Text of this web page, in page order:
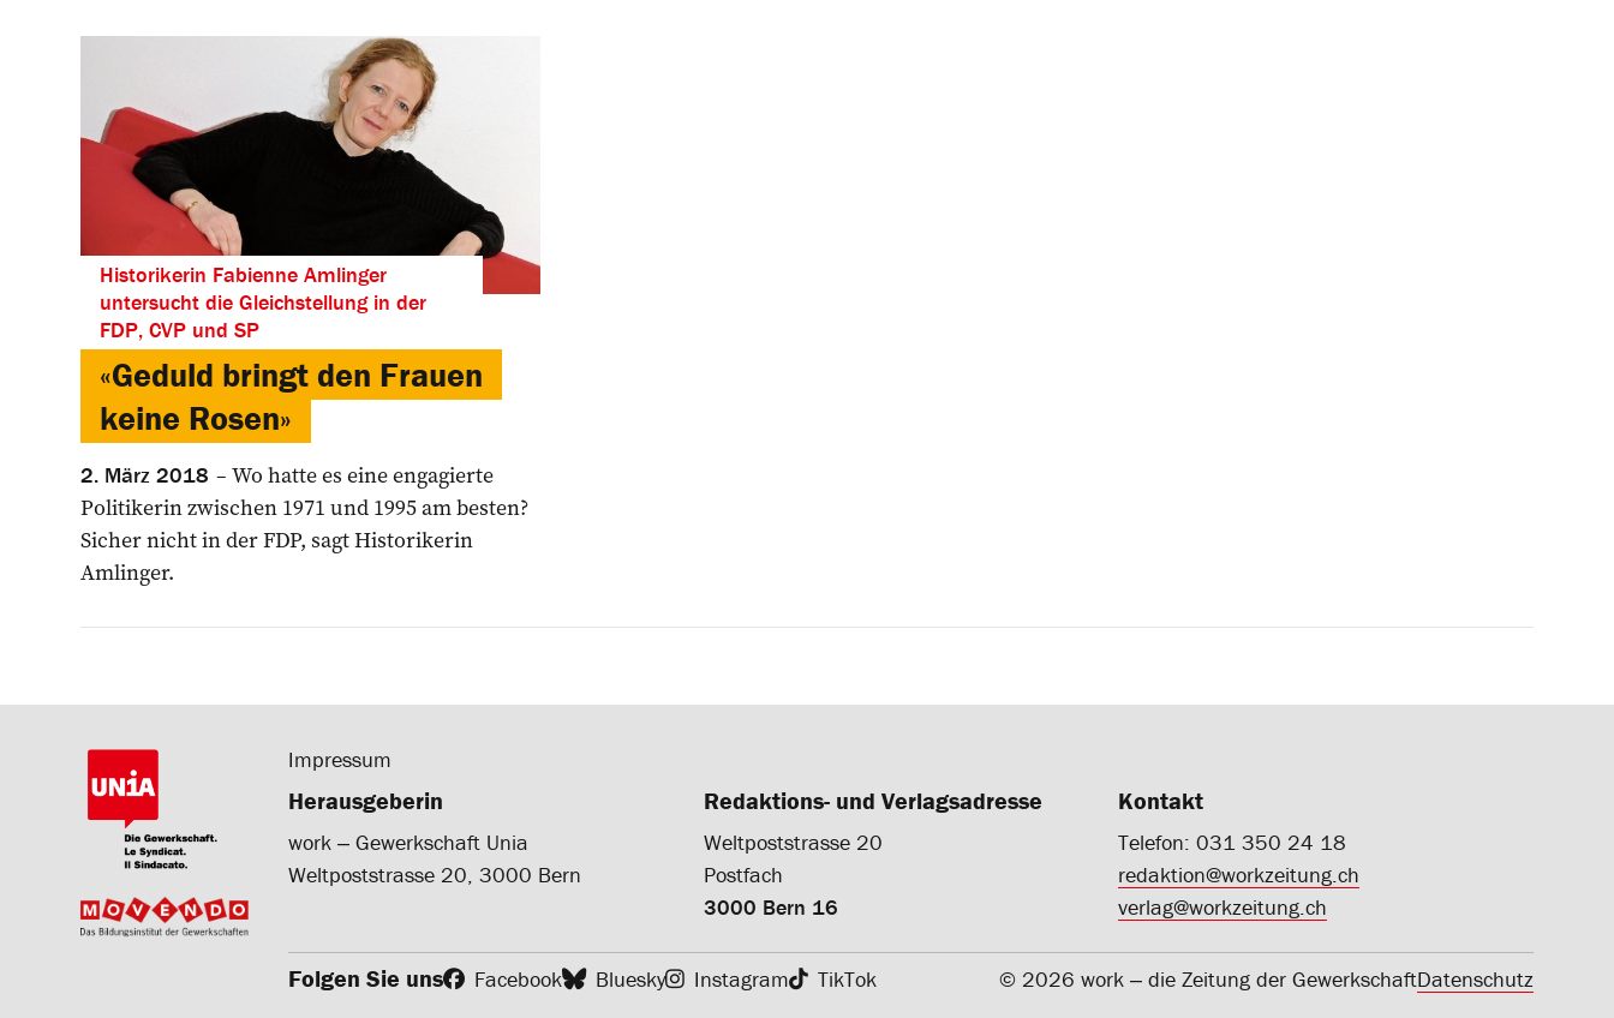
Historikerin Fabienne Amlinger
untersucht die Gleichstellung in der
FDP, CVP und SP
«Geduld bringt den Frauen
keine Rosen»
2. März 2018
Wo hatte es eine engagierte
Politikerin zwischen 1971 und 1995 am besten?
Sicher nicht in der FDP, sagt Historikerin
Amlinger.
Impressum
Herausgeberin
work ‒ Gewerkschaft Unia
Weltpoststrasse 20, 3000 Bern
Redaktions- und Verlagsadresse
Weltpoststrasse 20
Postfach
3000 Bern 16
Kontakt
Telefon: 031 350 24 18
redaktion@workzeitung.ch
verlag@workzeitung.ch
Folgen Sie uns Facebook Bluesky Instagram TikTok © 2026 work ‒ die Zeitung der GewerkschaftDatenschutz